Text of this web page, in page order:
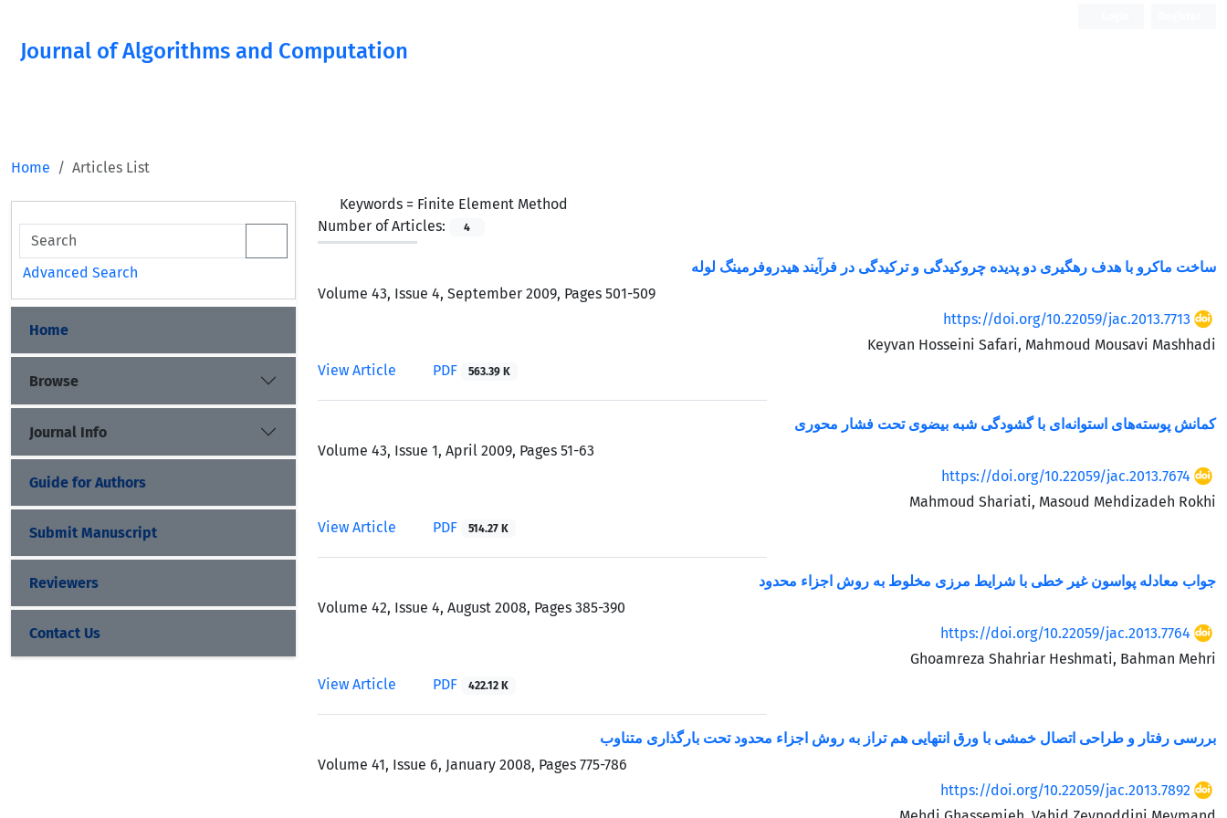
Journal of Algorithms and Computation
Home Articles List
Keywords = Finite Element Method
Number of Articles:
4
ساخت ماکرو با هدف رهگیری دو پدیده چروکیدگی و ترکیدگی در فرآیند هیدروفرمینگ لوله
Volume 43, Issue 4, September 2009, Pages 501-509
https://doi.org/10.22059/jac.2013.7713
Keyvan Hosseini Safari, Mahmoud Mousavi Mashhadi
View Article
PDF 563.39 K
کمانش پوسته‌های استوانه‌ای با گشودگی شبه بیضوی تحت فشار محوری
Volume 43, Issue 1, April 2009, Pages 51-63
https://doi.org/10.22059/jac.2013.7674
Mahmoud Shariati, Masoud Mehdizadeh Rokhi
View Article
PDF 514.27 K
جواب معادله پواسون غیر خطی با شرایط مرزی مخلوط به روش اجزاء محدود
Volume 42, Issue 4, August 2008, Pages 385-390
https://doi.org/10.22059/jac.2013.7764
Ghoamreza Shahriar Heshmati, Bahman Mehri
View Article
PDF 422.12 K
بررسی رفتار و طراحی اتصال خمشی با ورق انتهایی هم تراز به روش اجزاء محدود تحت بارگذاری متناوب
Volume 41, Issue 6, January 2008, Pages 775-786
https://doi.org/10.22059/jac.2013.7892
Advanced Search
Home
Browse
Journal Info
Guide for Authors
Submit Manuscript
Reviewers
Contact Us